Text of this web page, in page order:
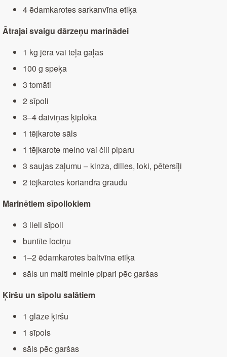
4 ēdamkarotes sarkanvīna etiķa
Ātrajai svaigu dārzeņu marinādei
1 kg jēra vai teļa gaļas
100 g speķa
3 tomāti
2 sīpoli
3–4 daiviņas ķiploka
1 tējkarote sāls
1 tējkarote melno vai čili piparu
3 saujas zaļumu – kinza, dilles, loki, pētersīļi
2 tējkarotes koriandra graudu
Marinētiem sīpollokiem
3 lieli sīpoli
buntīte lociņu
1–2 ēdamkarotes baltvīna etiķa
sāls un malti melnie pipari pēc garšas
Ķiršu un sīpolu salātiem
1 glāze ķiršu
1 sīpols
sāls pēc garšas